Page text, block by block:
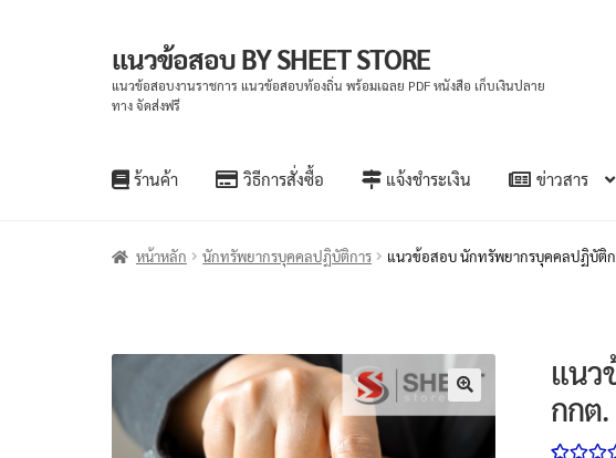
แนวข้อสอบ BY SHEET STORE
แนวข้อสอบงานราชการ แนวข้อสอบท้องถิ่น พร้อมเฉลย PDF หนังสือ เก็บเงินปลาย
ทาง จัดส่งฟรี
ร้านค้า วิธีการสั่งซื้อ แจ้งชำระเงิน ข่าวสาร
หน้าหลัก นักทรัพยากรบุคคลปฏิบัติการ แนวข้อสอบ นักทรัพยากรบุคคลปฏิบัติก
🔍
แนว
กกต